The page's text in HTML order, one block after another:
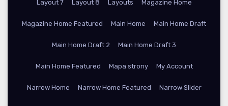
Layout 7 Layout 8 Layouts Magazine Home
Magazine Home Featured Main Home Main Home Draft
Main Home Draft 2 Main Home Draft 3
Main Home Featured Mapa strony My Account
Narrow Home Narrow Home Featured Narrow Slider